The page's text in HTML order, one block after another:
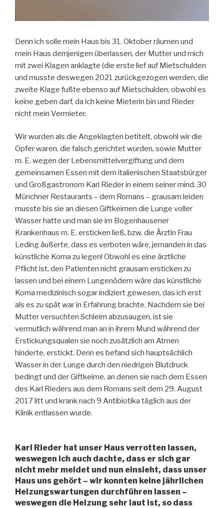
Denn ich solle mein Haus bis 31. Oktober räumen und
mein Haus demjenigen überlassen, der Mutter und mich
mit zwei Klagen anklagte (die erste lief auf Mietschulden
und musste deswegen 2021 zurückgezogen werden, die
zweite Klage fußte ebenso auf Mietschulden, obwohl es
keine geben darf, da ich keine Mieterin bin und Rieder
nicht mein Vermieter.
Wir wurden als die Angeklagten betitelt, obwohl wir die
Opfer waren, die falsch gerichtet wurden, sowie Mutter
m. E. wegen der Lebensmittelvergiftung und dem
gemeinsamen Essen mit dem italienischen Staatsbürger
und Großgastronom Karl Rieder in einem seiner mind. 30
Münchner Restaurants – dem Romans – grausam leiden
musste bis sie an diesen Giftkeimen die Lunge voller
Wasser hatte und man sie im Bogenhausener
Krankenhaus m. E. ersticken ließ, bzw. die Ärztin Frau
Leding äußerte, dass es verboten wäre, jemanden in das
künstliche Koma zu legen! Obwohl es eine ärztliche
Pflicht ist, den Patienten nicht grausam ersticken zu
lassen und bei einem Lungenödem wäre das künstliche
Koma medizinisch sogar indiziert gewesen, das ich erst
als es zu spät war in Erfahrung brachte. Nachdem sie bei
Mutter versuchten Schleim abzusaugen, ist sie
vermutlich während man an in ihrem Mund während der
Erstickungsqualen sie noch zusätzlich am Atmen
hinderte, erstickt. Denn es befand sich hauptsächlich
Wasser in der Lunge durch den niedrigen Blutdruck
bedingt und der Giftkeime, an denen sie nach dem Essen
des Karl Rieders aus dem Romans seit dem 29. August
2017 litt und krank nach 9 Antibiotika täglich aus der
Klinik entlassen wurde.
Karl Rieder hat unser Haus verrotten lassen,
weswegen ich auch dachte, dass er sich gar
nicht mehr meldet und nun einsieht, dass unser
Haus uns gehört – wir konnten keine jährlichen
Heizungswartungen durchführen lassen –
weswegen die Heizung sehr laut ist, so dass